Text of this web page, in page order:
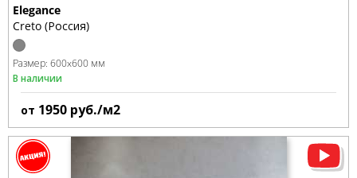
Elegance
Creto (Россия)
Размер: 600x600 мм
В наличии
от 1950 руб./м2